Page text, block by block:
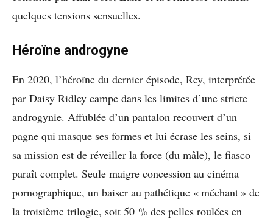
quelques tensions sensuelles.
Héroïne androgyne
En 2020, l’héroïne du dernier épisode, Rey, interprétée
par Daisy Ridley campe dans les limites d’une stricte
androgynie. Affublée d’un pantalon recouvert d’un
pagne qui masque ses formes et lui écrase les seins, si
sa mission est de réveiller la force (du mâle), le fiasco
paraît complet. Seule maigre concession au cinéma
pornographique, un baiser au pathétique « méchant » de
la troisième trilogie, soit 50 % des pelles roulées en